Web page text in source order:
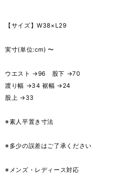
【サイズ】W38×L29
実寸(単位:cm) 〜
ウエスト →96 股下 →70
渡り幅 →34 裾幅 →24
股上 →33
※素人平置き寸法
※多少の誤差はご了承ください
※メンズ・レディース対応